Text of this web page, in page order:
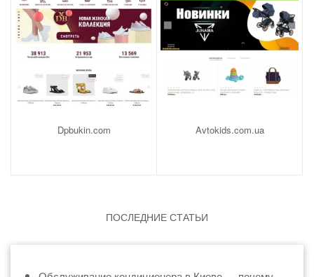
Dpbukin.com Avtokids.com.ua
ПОСЛЕДНИЕ СТАТЬИ